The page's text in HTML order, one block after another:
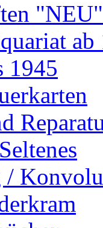
"NEU"
ab
1945
/